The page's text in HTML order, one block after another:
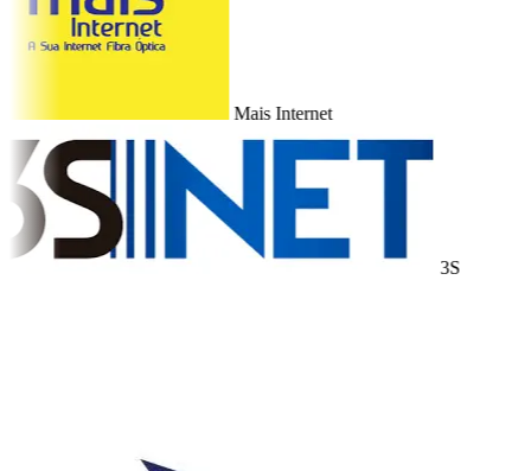
Mais Internet
3S